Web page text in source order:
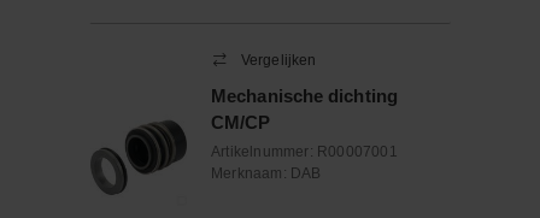
Vergelijken
Mechanische dichting
CM/CP
Artikelnummer: R00007001
Merknaam: DAB